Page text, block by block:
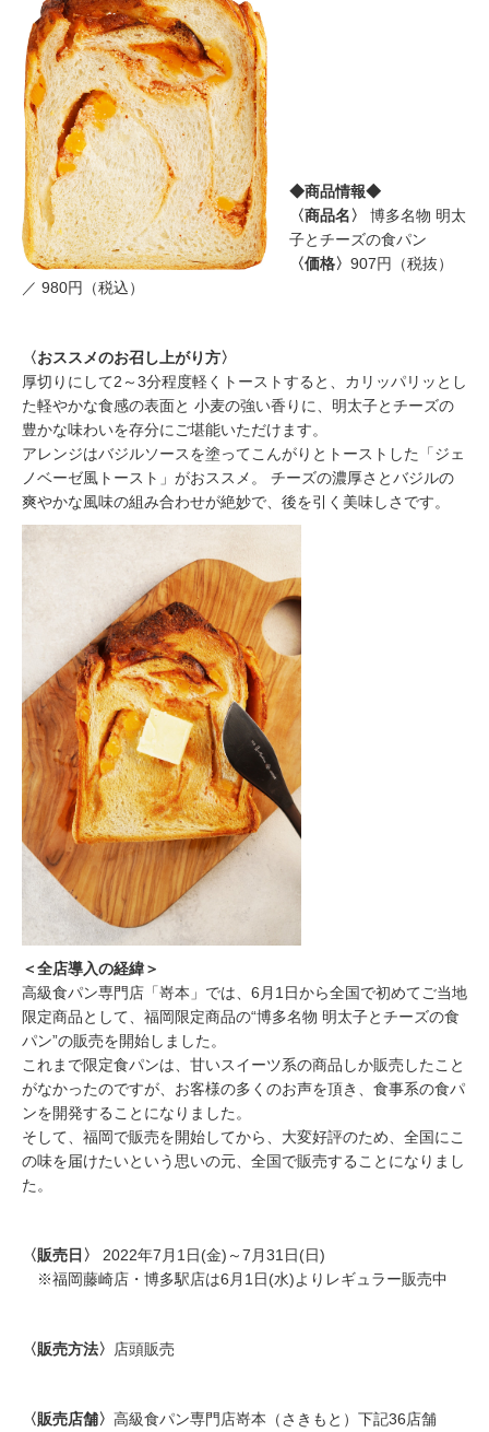
◆商品情報◆
〈商品名〉
博多名物 明太
子とチーズの食パン
〈価格〉 907円（税抜）
／ 980円（税込）
〈おススメのお召し上がり方〉
厚切りにして2～3分程度軽くトーストすると、カリッパリッとし
た軽やかな食感の表面と 小麦の強い香りに、明太子とチーズの
豊かな味わいを存分にご堪能いただけます。
アレンジはバジルソースを塗ってこんがりとトーストした「ジェ
ノベーゼ風トースト」がおススメ。 チーズの濃厚さとバジルの
爽やかな風味の組み合わせが絶妙で、後を引く美味しさです。
＜全店導入の経緯＞
高級食パン専門店「嵜本」では、6月1日から全国で初めてご当地
限定商品として、福岡限定商品の“博多名物 明太⼦とチーズの⾷
パン”の販売を開始しました。
これまで限定食パンは、甘いスイーツ系の商品しか販売したこと
がなかったのですが、お客様の多くのお声を頂き、食事系の食パ
ンを開発することになりました。
そして、福岡で販売を開始してから、大変好評のため、全国にこ
の味を届けたいという思いの元、全国で販売することになりまし
た。
〈販売日〉
2022年7月1日(金)～7月31日(日)
※福岡藤崎店・博多駅店は6月1日(水)よりレギュラー販売中
〈販売方法〉 店頭販売
〈販売店舗〉 高級食パン専門店嵜本（さきもと）下記36店舗